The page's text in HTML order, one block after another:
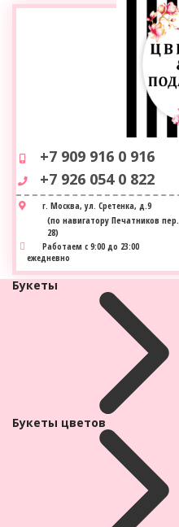
+7 909 916 0 916
+7 926 054 0 822
г. Москва, ул. Сретенка, д.9
(по навигатору Печатников пер.
28)
Работаем с 9:00 до 23:00
ежедневно
Букеты
Букеты цветов
Гиацинты